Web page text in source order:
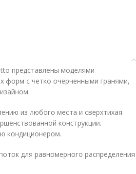
представлены моделями
форм с четко очерченными гранями,
из любого места и сверхтихая
конструкции.
кондиционером.
для равномерного распределения